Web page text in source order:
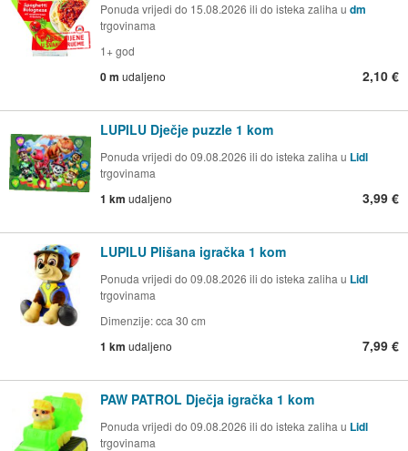
Ponuda vrijedi do 15.08.2026 ili do isteka zaliha u dm
trgovinama
1+ god
0 m udaljeno 2,10 €
LUPILU Dječje puzzle 1 kom
Ponuda vrijedi do 09.08.2026 ili do isteka zaliha u Lidl
trgovinama
1 km udaljeno 3,99 €
LUPILU Plišana igračka 1 kom
Ponuda vrijedi do 09.08.2026 ili do isteka zaliha u Lidl
trgovinama
Dimenzije: cca 30 cm
1 km udaljeno 7,99 €
PAW PATROL Dječja igračka 1 kom
Ponuda vrijedi do 09.08.2026 ili do isteka zaliha u Lidl
trgovinama